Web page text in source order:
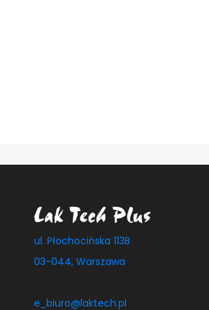
ul. Płochocińska 113B
03-044, Warszawa
e_biuro@laktech.pl